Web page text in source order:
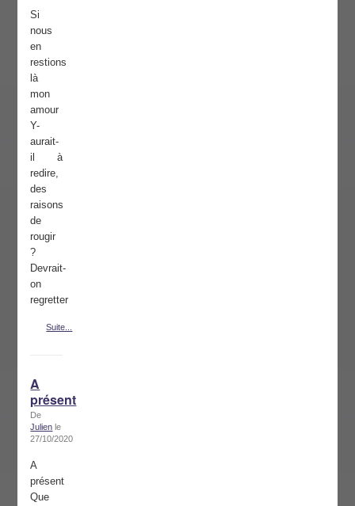
Si
nous
en
restions
là
mon
amour
Y-
aurait-
il à
redire,
des
raisons
de
rougir
?
Devrait-
on
regretter
Suite...
A
présent
De
Julien le
27/10/2020
A
présent
Que